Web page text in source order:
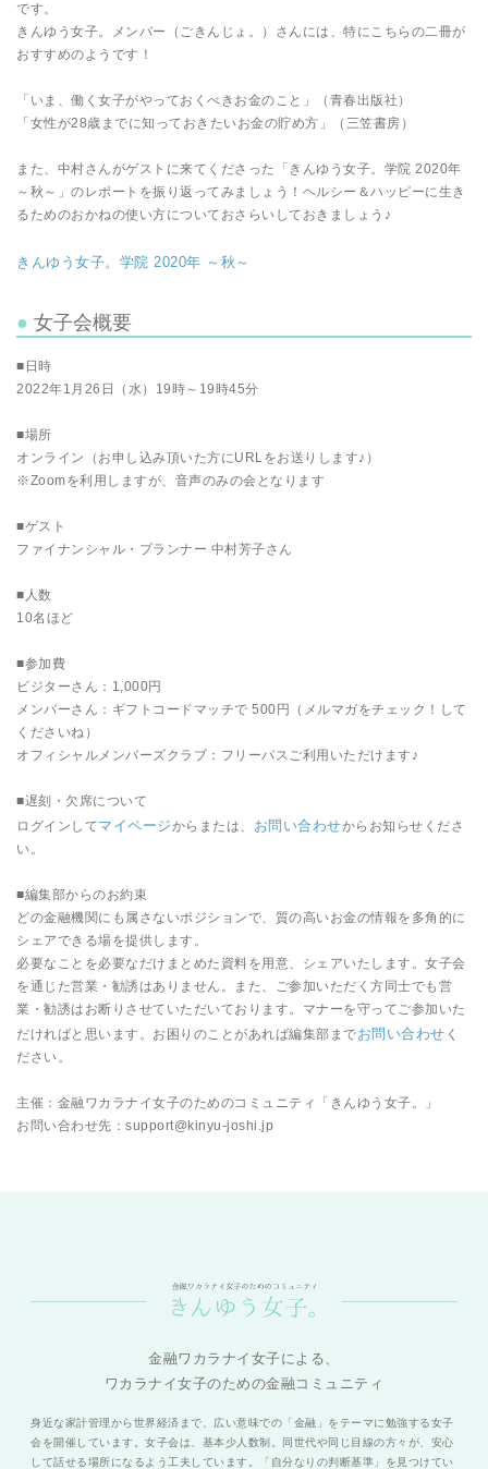
です。
きんゆう女子。メンバー（ごきんじょ。）さんには、特にこちらの二冊が
おすすめのようです！
「いま、働く女子がやっておくべきお金のこと」（青春出版社）
「女性が28歳までに知っておきたいお金の貯め方」（三笠書房）
また、中村さんがゲストに来てくださった「きんゆう女子。学院 2020年
～秋～」のレポートを振り返ってみましょう！ヘルシー＆ハッピーに生き
るためのおかねの使い方についておさらいしておきましょう♪
きんゆう女子。学院 2020年 ～秋～
女子会概要
■日時
2022年1月26日（水）19時～19時45分
■場所
オンライン（お申し込み頂いた方にURLをお送りします♪）
※Zoomを利用しますが、音声のみの会となります
■ゲスト
ファイナンシャル・プランナー 中村芳子さん
■人数
10名ほど
■参加費
ビジターさん：1,000円
メンバーさん：ギフトコードマッチで 500円（メルマガをチェック！して
くださいね）
オフィシャルメンバーズクラブ：フリーパスご利用いただけます♪
■遅刻・欠席について
ログインしてマイページからまたは、 お問い合わせからお知らせくださ
い。
■編集部からのお約束
どの金融機関にも属さないポジションで、質の高いお金の情報を多角的に
シェアできる場を提供します。
必要なことを必要なだけまとめた資料を用意、シェアいたします。女子会
を通じた営業・勧誘はありません。また、ご参加いただく方同士でも営
業・勧誘はお断りさせていただいております。マナーを守ってご参加いた
だければと思います。お困りのことがあれば編集部までお問い合わせ く
ださい。
主催：金融ワカラナイ女子のためのコミュニティ「きんゆう女子。」
お問い合わせ先：support@kinyu-joshi.jp
金融ワカラナイ女子による、
ワカラナイ女子のための金融コミュニティ
身近な家計管理から世界経済まで、広い意味での「金融」をテーマに勉強する女子
会を開催しています。女子会は、基本少人数制。同世代や同じ目線の方々が、安心
して話せる場所になるよう工夫しています。「自分なりの判断基準」を見つけてい